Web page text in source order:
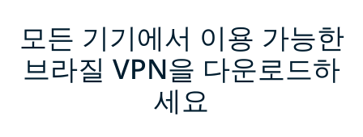
모든 기기에서 이용 가능한
브라질 VPN을 다운로드하
세요